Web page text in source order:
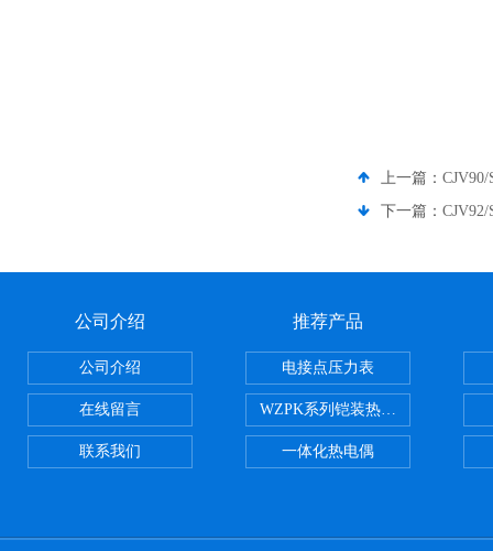
上一篇：
下一篇：
公司介绍
公司介绍
在线留言
联系我们
推荐产品
电接点压力表
WZPK系列铠装热电阻
一体化热电偶